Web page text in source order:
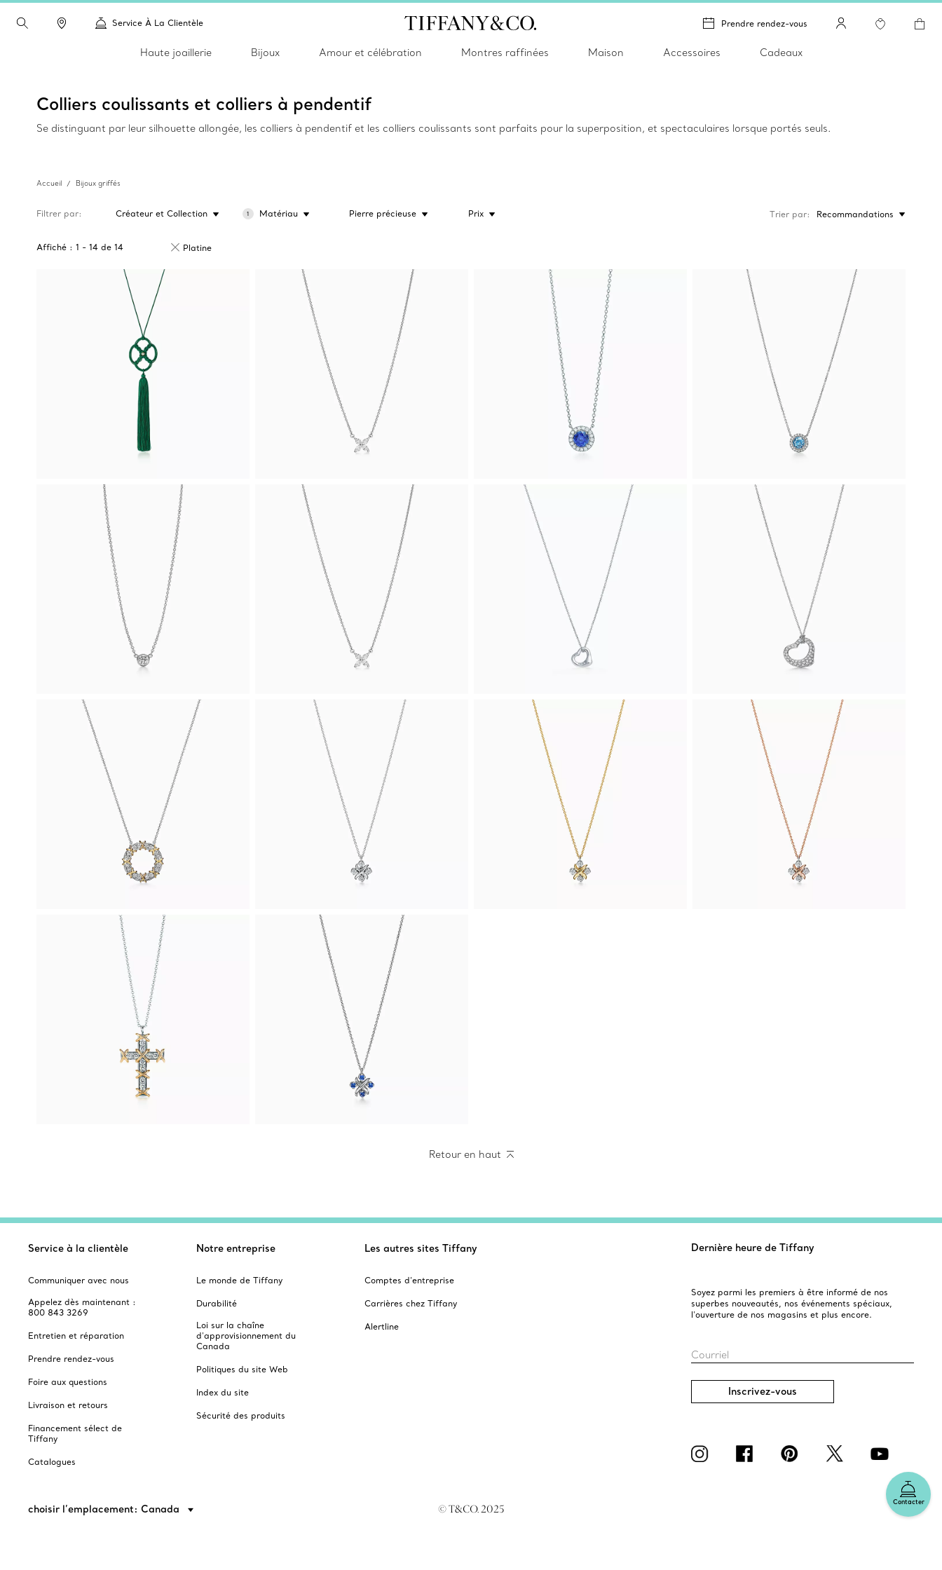
Service À La Clientèle Prendre rendez-vous
Haute joaillerie Bijoux Amour et célébration Montres raffinées Maison Accessoires Cadeaux
Colliers coulissants et colliers à pendentif
Se distinguant par leur silhouette allongée, les colliers à pendentif et les colliers coulissants sont parfaits pour la superposition, et spectaculaires lorsque portés seuls.
Accueil Bijoux griffés
Filtrer par Créateur et Collection 1 Matériau Pierre précieuse Prix
Affiché : 1 - 14 de 14 Platine
Trier par Recommandations
Retour en haut
Contacter
Service à la clientèle
Communiquer avec nous
Appelez dès maintenant :
800 843 3269
Entretien et réparation
Prendre rendez-vous
Foire aux questions
Livraison et retours
Financement sélect de
Tiffany
Catalogues
Notre entreprise
Le monde de Tiffany
Durabilité
Loi sur la chaîne
d'approvisionnement du
Canada
Politiques du site Web
Index du site
Sécurité des produits
Les autres sites Tiffany
Comptes d’entreprise
Carrières chez Tiffany
Alertline
Dernière heure de Tiffany
Soyez parmi les premiers à être informé de nos
superbes nouveautés, nos événements spéciaux,
l’ouverture de nos magasins et plus encore.
Courriel
Inscrivez-vous
choisir l’emplacement: Canada © T&CO. 2025